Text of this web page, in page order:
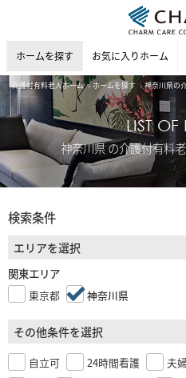
ホームを探す お気に入りホーム
介護付有料老人ホーム ホームを探す 神奈川県の
LIST
神奈川県 の介護付有料
検索条件
エリアを選択
関東エリア
東京都 神奈川県
その他条件を選択
自立可 24時間看護 夫